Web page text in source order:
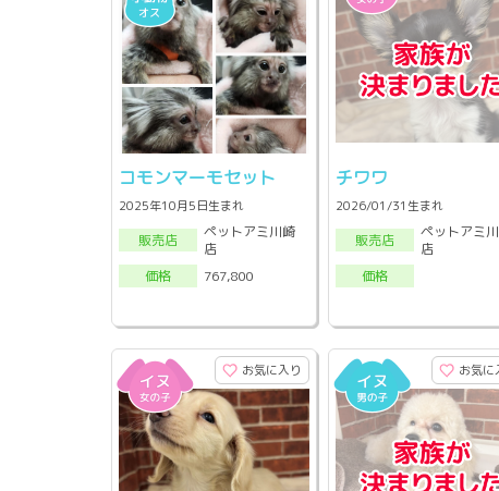
コモンマーモセット
2025年10月5日生まれ
販売店
ペットアミ川崎
店
価格
767,800
チワワ
2026/01/31生まれ
販売店
ペットアミ
店
価格
お気に入り お気に